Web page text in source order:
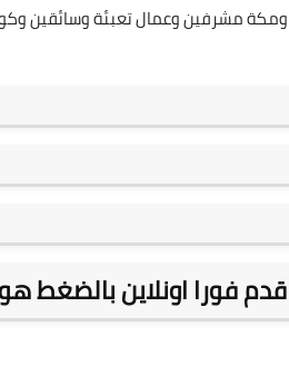
فورا اونلاين بالضغط